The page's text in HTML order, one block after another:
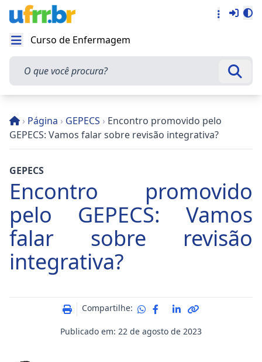
Abrir menu
Curso de Enfermagem
O que você procura?
› Página › GEPECS › Encontro promovido pelo
GEPECS: Vamos falar sobre revisão integrativa?
GEPECS
Encontro promovido
pelo GEPECS: Vamos
falar sobre revisão
integrativa?
Publicado em: 22 de agosto de 2023
Compartilhe: